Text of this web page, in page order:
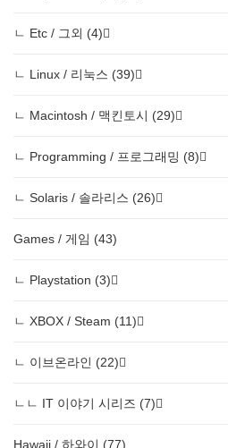
ㄴ Etc / 그외 (4)
ㄴ Linux / 리눅스 (39)
ㄴ Macintosh / 맥킨토시 (29)
ㄴ Programming / 프로그래밍 (8)
ㄴ Solaris / 솔라리스 (26)
Games / 게임 (43)
ㄴ Playstation (3)
ㄴ XBOX / Steam (11)
ㄴ 이브온라인 (22)
ㄴㄴ IT 이야기 시리즈 (7)
Hawaii / 하와이 (77)